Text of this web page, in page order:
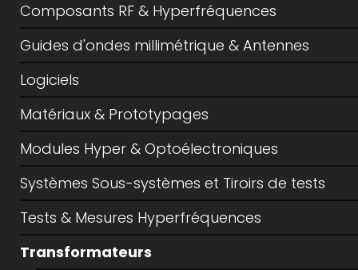
Composants RF & Hyperfréquences
Guides d'ondes millimétrique & Antennes
Logiciels
Matériaux & Prototypages
Modules Hyper & Optoélectroniques
Systèmes Sous-systèmes et Tiroirs de tests
Tests & Mesures Hyperfréquences
Transformateurs